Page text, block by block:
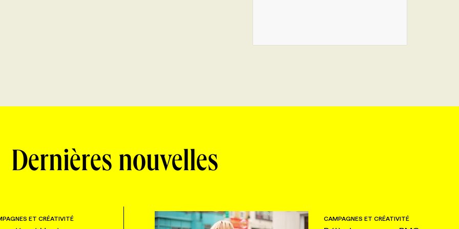
Dernières nouvelles
ET CRÉATIVITÉ CAMPAGNES ET CRÉATIVITÉ